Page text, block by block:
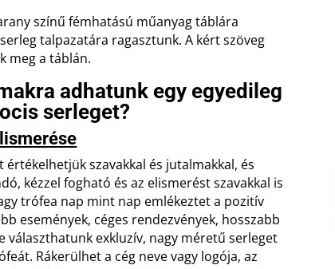
színű fémhatású műanyag táblára
talpazatára ragasztunk. A kért szöveg
meg a táblán.
adhatunk egy egyedileg
serleget?
értékelhetjük szavakkal és jutalmakkal, és
kézzel fogható és az elismerést szavakkal is
trófea nap mint nap emlékeztet a pozitív
események, céges rendezvények, hosszabb
választhatunk exkluzív, nagy méretű serleget
Rákerülhet a cég neve vagy logója, az